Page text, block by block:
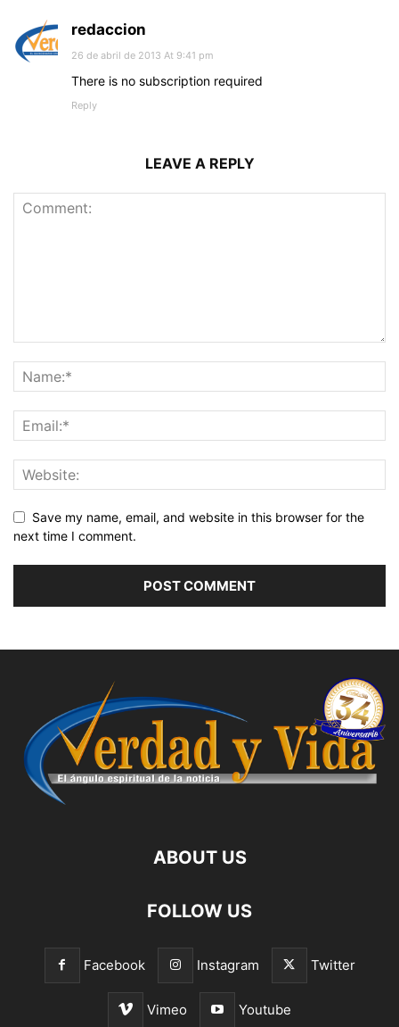
redaccion
26 de abril de 2013 At 9:41 pm
There is no subscription required
Reply
LEAVE A REPLY
Save my name, email, and website in this browser for the
next time I comment.
ABOUT US
FOLLOW US
Facebook Instagram Twitter
Vimeo Youtube